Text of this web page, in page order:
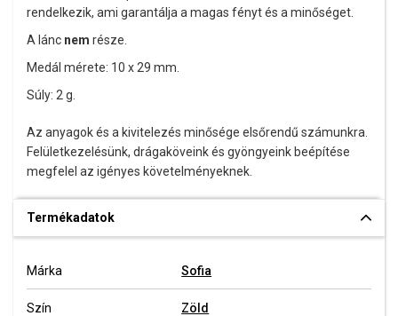
rendelkezik, ami garantálja a magas fényt és a minőséget.
A lánc nem része.
Medál mérete: 10 x 29 mm.
Súly: 2 g.
Az anyagok és a kivitelezés minősége elsőrendű számunkra.
Felületkezelésünk, drágaköveink és gyöngyeink beépítése
megfelel az igényes követelményeknek.
Termékadatok
Márka Sofia
Szín Zöld